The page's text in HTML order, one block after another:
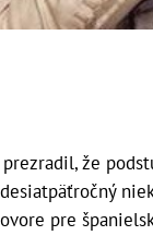
že
pre